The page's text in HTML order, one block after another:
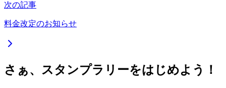
次の記事
料金改定のお知らせ
さぁ、スタンプラリーをはじめよう！